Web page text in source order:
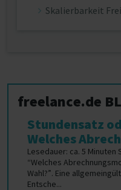
Skalierbarkeit
freelance.de
Stundensatz
Welches
Lesedauer: ca. 5
“Welches
Wahl?”. Eine
Entsche...